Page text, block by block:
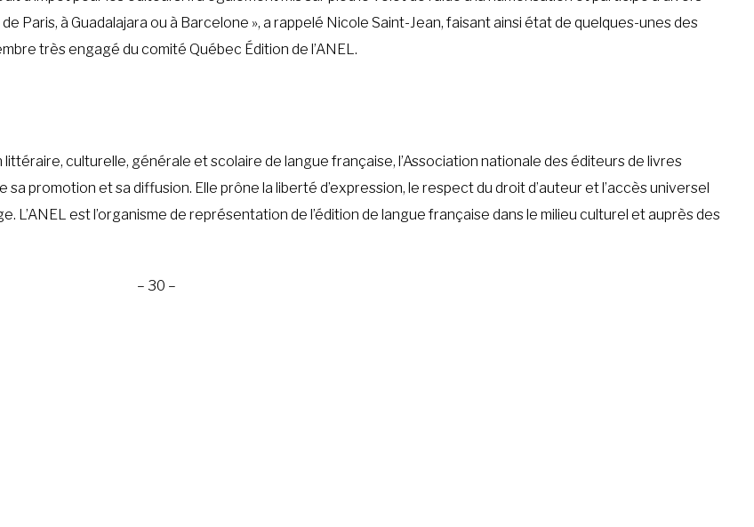
Paris, à Guadalajara ou à Barcelone », a rappelé Nicole Saint-Jean, faisant ainsi état de quelques-unes des
très engagé du comité Québec Édition de l’ANEL.
culturelle, générale et scolaire de langue française, l’Association nationale des éditeurs de livres
promotion et sa diffusion. Elle prône la liberté d’expression, le respect du droit d’auteur et l’accès universel
L’ANEL est l’organisme de représentation de l’édition de langue française dans le milieu culturel et auprès des
– 30 –